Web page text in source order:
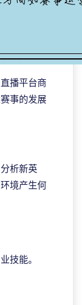
播平台商
事的发展
析新英
境产生何
技能。